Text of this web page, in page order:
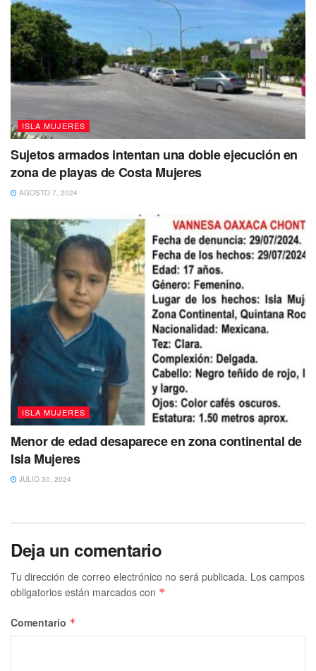
ISLA MUJERES
Sujetos armados intentan una doble ejecución en
zona de playas de Costa Mujeres
AGOSTO 7, 2024
ISLA MUJERES
Menor de edad desaparece en zona continental de
Isla Mujeres
JULIO 30, 2024
Deja un comentario
Tu dirección de correo electrónico no será publicada. Los campos
obligatorios están marcados con *
Comentario *